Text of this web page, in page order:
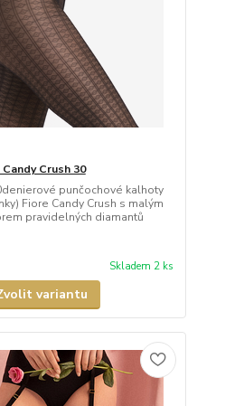
Crush 30
punčochové kalhoty
Fiore Candy Crush s malým
pravidelných diamantů
Skladem 2 ks
variantu